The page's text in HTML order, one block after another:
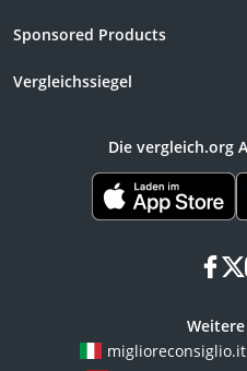
Sponsored Products
Vergleichssiegel
Die vergleich.org
x
miglioreconsiglio.it